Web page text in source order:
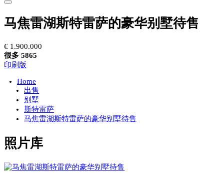
马焦雷湖斯特雷萨的豪华别墅待售
€ 1.900.000
很多 5865
印刷版
Home
出售
别墅
斯特雷萨
马焦雷湖斯特雷萨的豪华别墅待售
照片库